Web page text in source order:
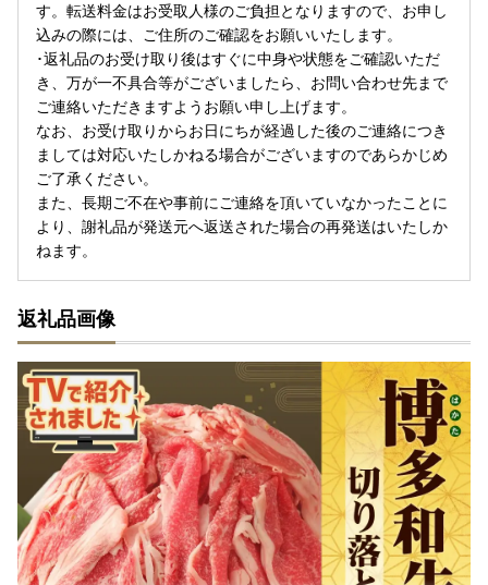
す。転送料金はお受取人様のご負担となりますので、お申し
込みの際には、ご住所のご確認をお願いいたします。
･返礼品のお受け取り後はすぐに中身や状態をご確認いただ
き、万が一不具合等がございましたら、お問い合わせ先まで
ご連絡いただきますようお願い申し上げます。
なお、お受け取りからお日にちが経過した後のご連絡につき
ましては対応いたしかねる場合がございますのであらかじめ
ご了承ください。
また、長期ご不在や事前にご連絡を頂いていなかったことに
より、謝礼品が発送元へ返送された場合の再発送はいたしか
ねます。
返礼品画像